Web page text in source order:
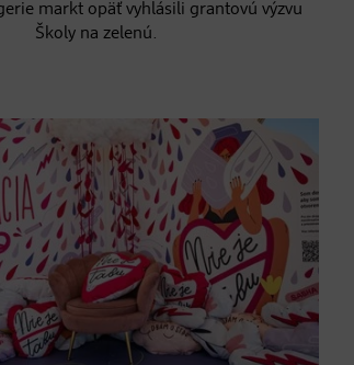
markt opäť vyhlásili grantovú výzvu
Školy na zelenú.